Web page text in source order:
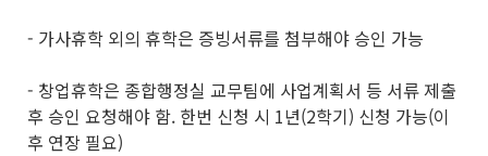
- 가사휴학 외의 휴학은 증빙서류를 첨부해야 승인 가능
- 창업휴학은 종합행정실 교무팀에 사업계획서 등 서류 제출
후 승인 요청해야 함. 한번 신청 시 1년(2학기) 신청 가능(이
후 연장 필요)